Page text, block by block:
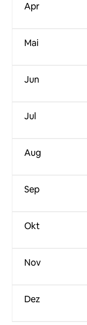
Apr
Mai
Jun
Jul
Aug
Sep
Okt
Nov
Dez